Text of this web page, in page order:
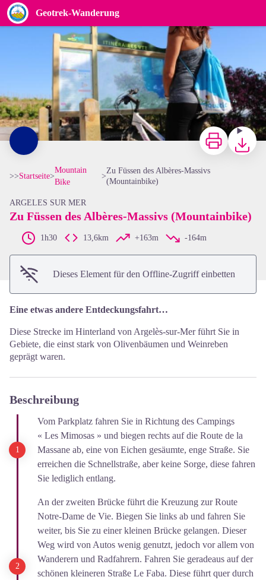
Geotrek-Wanderung
Zu Füssen des Albères-Massivs (Mountainbike)
Départ de Valmy - OMT Argeles sur mer
View picture in full screen
Zu drucken
>>Startseite>
Mountain
Bike
>
Zu Füssen des Albères-Massivs
(Mountainbike)
ARGELES SUR MER
Zu Füssen des Albères-Massivs (Mountainbike)
1h30 13,6km +163m -164m
Dieses Element für den Offline-Zugriff einbetten
Eine etwas andere Entdeckungsfahrt…
Diese Strecke im Hinterland von Argelès-sur-Mer führt Sie in
Gebiete, die einst stark von Olivenbäumen und Weinreben
geprägt waren.
Beschreibung
Vom Parkplatz fahren Sie in Richtung des Campings
« Les Mimosas » und biegen rechts auf die Route de la
Massane ab, eine von Eichen gesäumte, enge Straße. Sie
erreichen die Schnellstraße, aber keine Sorge, diese fahren
Sie lediglich entlang.
An der zweiten Brücke führt die Kreuzung zur Route
Notre-Dame de Vie. Biegen Sie links ab und fahren Sie
weiter, bis Sie zu einer kleinen Brücke gelangen. Dieser
Weg wird von Autos wenig genutzt, jedoch vor allem von
Wanderern und Radfahrern. Fahren Sie geradeaus auf der
schönen kleineren Straße Le Faba. Diese führt quer durch